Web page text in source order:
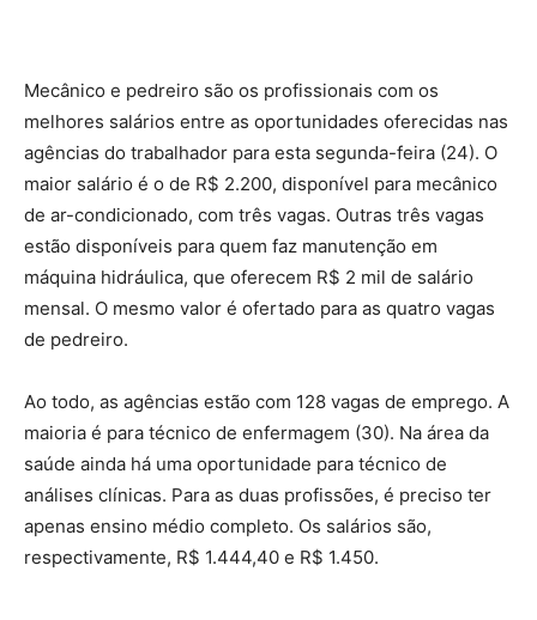
Mecânico e pedreiro são os profissionais com os
melhores salários entre as oportunidades oferecidas nas
agências do trabalhador para esta segunda-feira (24). O
maior salário é o de R$ 2.200, disponível para mecânico
de ar-condicionado, com três vagas. Outras três vagas
estão disponíveis para quem faz manutenção em
máquina hidráulica, que oferecem R$ 2 mil de salário
mensal. O mesmo valor é ofertado para as quatro vagas
de pedreiro.
Ao todo, as agências estão com 128 vagas de emprego. A
maioria é para técnico de enfermagem (30). Na área da
saúde ainda há uma oportunidade para técnico de
análises clínicas. Para as duas profissões, é preciso ter
apenas ensino médio completo. Os salários são,
respectivamente, R$ 1.444,40 e R$ 1.450.